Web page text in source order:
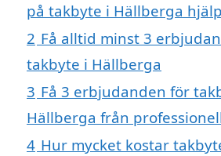
på takbyte i Hällberga
2 Få alltid minst 3
takbyte i Hällberga
3 Få 3 erbjudanden för
Hällberga från
4 Hur mycket kostar